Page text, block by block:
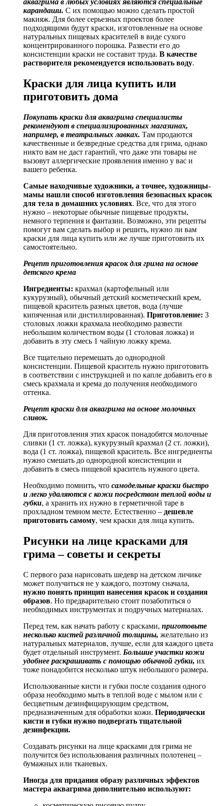
аквагрима в любых условиях являются специальные
карандаши. С их помощью можно сделать простой
макияж. Для более серьезных проектов более
подходящими будут краски, изготовленные на основе
натуральных пищевых красителей в виде сухого
концентрированного порошка. Развести его до
консистенции краски не составит труда. В качестве
растворителя рекомендуется использовать воду.
Краски для лица купить или
приготовить дома
Покупать краски для аквагрима специалисты
рекомендуют в специализированных магазинах,
например, в театральных лавках. Там продаются
качественные и безвредные средства для грима, однако
никто вам не даст гарантий, что даже эти товары не
вызовут аллергические проявления именно у вас и
вашего ребенка.
Самые находчивые художники, а точнее, художницы-
мамы нашли способ изготовления безопасных красок
для тела в домашних условиях. Все, что для этого
нужно – некоторые обычные пищевые продукты,
немного терпения и фантазии. Возможно, эти рецепты
помогут вам сделать выбор и решить, нужно ли вам
краски для лица купить или же лучше приготовить их
самостоятельно.
Рецепт приготовления красок для грима на основе
детского крема
Ингредиенты: крахмал (картофельный или
кукурузный), обычный детский косметический крем,
пищевой краситель разных цветов, вода (лучше
кипяченная или дистиллированная). Приготовление: 3
столовых ложки крахмала необходимо развести
небольшим количеством воды (1 столовая ложка) и
добавить в эту смесь 1 чайную ложку крема.
Все тщательно перемешать до однородной
консистенции. Пищевой краситель нужно приготовить
в соответствии с инструкцией и по капле добавить его в
смесь крахмала и крема до получения необходимого
оттенка.
Рецепт краски для аквагрима на основе молочных
сливок.
Для приготовления этих красок понадобятся молочные
сливки (1 ст. ложка), кукурузный крахмал (2 ст. ложки),
вода (1 ст. ложка), пищевой краситель. Все ингредиенты
нужно смешать до однородной консистенции и
добавить в смесь пищевой краситель нужного цвета.
Необходимо помнить, что самодельные краски быстро
и легко удаляются с кожи посредством теплой воды и
губки, а хранить их нужно в герметичной таре в
прохладном темном месте. Естественно – дешевле
приготовить самому, чем краски для лица купить.
Рисунки на лице красками для
грима – советы и секреты
С первого раза нарисовать шедевр на детском личике
может получиться не у каждого, поэтому сначала,
нужно понять принцип нанесения красок и создания
образов. Но предварительно стоит позаботиться о
необходимых инструментах и подручных материалах.
Перед тем, как начать работу с красками, приготовьте
несколько кистей различной толщины, желательно из
натуральных материалов, лучше, если для каждого цвета
будет отдельный инструмент. Большие участки кожи
удобнее раскрашивать с помощью обычной губки, их
тоже понадобится несколько штук небольшого размера.
Использованные кисти и губки после создания одного
образа необходимо мыть в теплой воде с мылом или с
бесцветным дезинфицирующим средством,
предназначенным для обработки кожи. Периодически
кисти и губки нужно подвергать тщательной
дезинфекции.
Создавать рисунки на лице красками для грима не
получится без использования различных полотенец –
бумажных или тканевых.
Иногда для придания образу различных эффектов
мастера аквагрима дополнительно используют: